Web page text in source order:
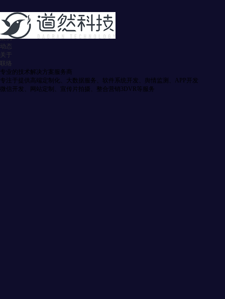
首页
服务
案例
动态
关于
联络
专业的技术解决方案服务商
专注于提供高端定制化、大数据服务、软件系统开发、舆情监测、APP开发
微信开发、网站定制、宣传片拍摄、整合营销3DVR等服务